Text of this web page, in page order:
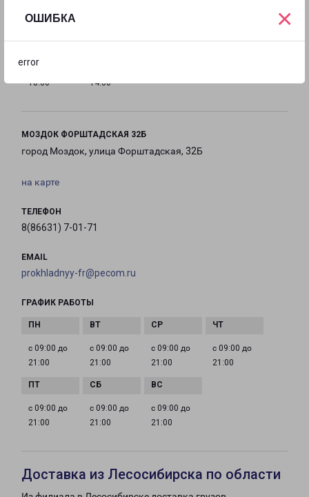
ОШИБКА
error
×
18:00
с 09:00 до
18:00
14:00
МОЗДОК ФОРШТАДСКАЯ 32Б
город Моздок, улица Форштадская, 32Б
на карте
ТЕЛЕФОН
8(86631) 7-01-71
EMAIL
prokhladnyy-fr@pecom.ru
ГРАФИК РАБОТЫ
с 09:00 до
21:00
с 09:00 до
21:00
с 09:00 до
21:00
с 09:00 до
21:00
с 09:00 до
21:00
с 09:00 до
21:00
с 09:00 до
21:00
Доставка из Лесосибирска по области